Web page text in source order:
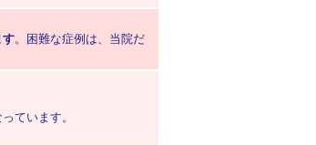
す。困難な症例は、当院だ
ています。